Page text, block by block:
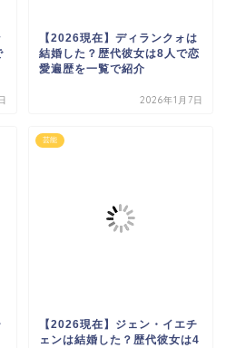
【2026現在】ディランクォは
結婚した？歴代彼女は8人で恋
愛遍歴を一覧で紹介
2026年1月7日
芸能
【2026現在】ジェン・イエチ
ェンは結婚した？歴代彼女は4